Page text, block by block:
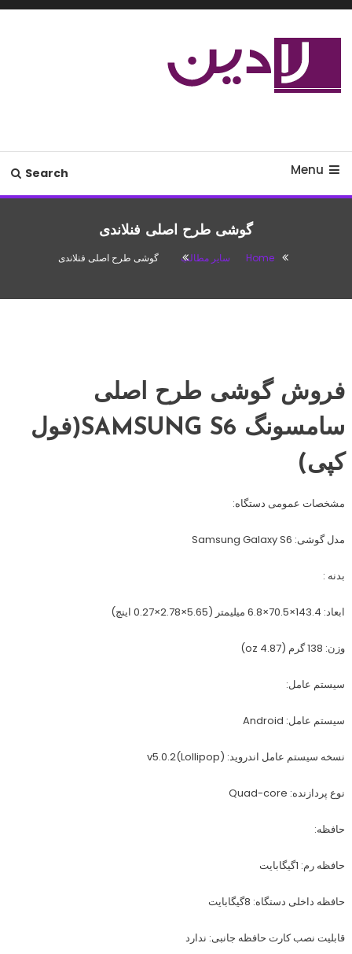
Skip
Menu
Search
گوشی طرح اصلی فنلاندی
Home سایر مطالب
گوشی طرح اصلی فنلاندی
آگوست 11, 2016
باران
فروش گوشی طرح اصلی
سامسونگ SAMSUNG S6(فول
کپی)
مشخصات عمومی دستگاه:
مدل گوشی: Samsung Galaxy S6
بدنه :
ابعاد: 143.4×70.5×6.8 میلیمتر (5.65×2.78×0.27 اینچ)
وزن: 138 گرم (4.87 oz)
سیستم عامل:
سیستم عامل: Android
نسخه سیستم عامل اندروید: v5.0.2(Lollipop)
نوع پردازنده: Quad-core
حافظه:
حافظه رم: 1گیگابایت
حافظه داخلی دستگاه: 8گیگابایت
قابلیت نصب کارت حافظه جانبی: ندارد